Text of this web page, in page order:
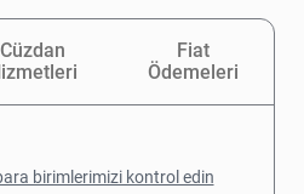
Cüzdan
Fiat
Ödemeleri
birimlerimizi kontrol edin